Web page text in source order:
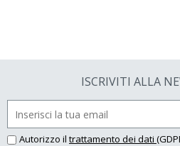
ISCRIVITI ALLA
Autorizzo il trattamento dei dati